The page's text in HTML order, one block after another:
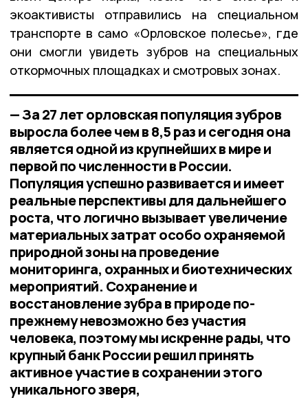
экоактивисты отправились на специальном
транспорте в само «Орловское полесье», где
они смогли увидеть зубров на специальных
откормочных площадках и смотровых зонах.
— За 27 лет орловская популяция зубров
выросла более чем в 8,5 раз и сегодня она
является одной из крупнейших в мире и
первой по численности в России.
Популяция успешно развивается и имеет
реальные перспективы для дальнейшего
роста, что логично вызывает увеличение
материальных затрат особо охраняемой
природной зоны на проведение
мониторинга, охранных и биотехнических
мероприятий. Сохранение и
восстановление зубра в природе по-
прежнему невозможно без участия
человека, поэтому мы искренне рады, что
крупный банк России решил принять
активное участие в сохранении этого
уникального зверя,